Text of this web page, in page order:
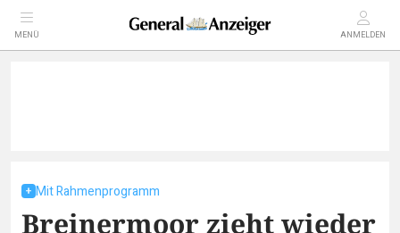
MENÜ ANMELDEN
Mit Rahmenprogramm
Breinermoor zieht wieder